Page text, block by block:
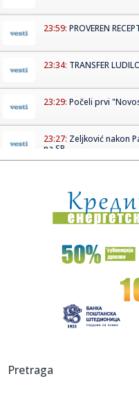
23:59: PROVEREN
23:34: TRANSFER
23:29: Počeli prvi
23:27: Zeljković nakon
na SP
23:27:Bešiktaš
23:27:Uhapšena dva
potjernicama
Treće obretenje
23:27:Nakon 9 godina:
(VIDEO)
Pretraga